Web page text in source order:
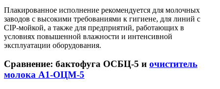
Плакированное исполнение рекомендуется для молочных
заводов с высокими требованиями к гигиене, для линий с
CIP-мойкой, а также для предприятий, работающих в
условиях повышенной влажности и интенсивной
эксплуатации оборудования.
Сравнение: бактофуга ОСБЦ-5 и очиститель
молока А1-ОЦМ-5